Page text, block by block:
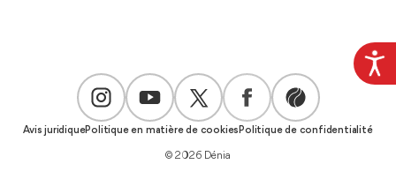
Avis juridiquePolitique en matière de cookies Politique de confidentialité
© 2026 Dénia